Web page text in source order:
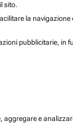
sito.
la
pubblicitarie, in
e